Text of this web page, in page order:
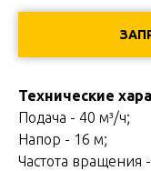
Технические
Подача - 40 м³/ч;
Напор - 16 м;
Частота вращения